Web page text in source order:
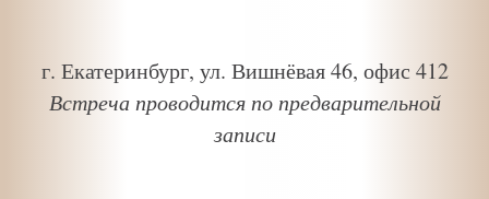
г. Екатеринбург, ул. Вишнёвая 46, офис 412
Встреча проводится по предварительной
записи